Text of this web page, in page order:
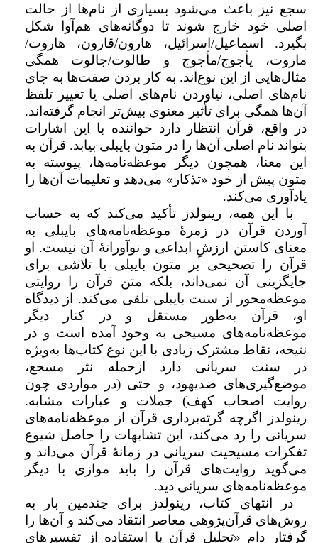
سجع نیز باعث می‌شود بسیاری از نام‌ها از حالت
اصلی خود خارج شوند تا دوگانه‌های هم‌آوا شکل
بگیرد. اسماعیل/اسرائیل، هارون/قارون، هاروت/
ماروت، یأجوج/مأجوج و طالوت/جالوت همگی
مثال‌هایی از این نوع‌اند. به کار بردن صفت‌ها به جای
نام‌های اصلی، نیاوردن نام‌های اصلی یا تغییر تلفظ
آن‌ها همگی برای تأثیر معنوی بیش‌تر انجام گرفته‌اند.
در واقع، قرآن انتظار دارد خواننده با این اشارات
بتواند نام اصلی آن‌ها را در متون بایبلی بیابد. قرآن به
این معنا، همچون دیگر موعظه‌نامه‌ها، پیوسته به
متون پیش از خود «تذکار» می‌دهد و تعلیمات آن‌ها را
یادآوری می‌کند.
با این همه، رینولدز تأکید می‌کند که به حساب
آوردن قرآن در زمرۀ موعظه‌نامه‌های بایبلی به
معنای کاستن ارزشِ ابداعی و نوآورانۀ آن نیست. او
قرآن را تصحیحی بر متون بایبلی یا تلاشی برای
جایگزینی آن نمی‌داند، بلکه متن قرآن را روایتی
موعظه‌محور از سنت بایبلی تلقی می‌کند. از دیدگاه
او، قرآن به‌طور مستقل و در کنار دیگر
موعظه‌نامه‌های مسیحی به وجود آمده است و در
نتیجه، نقاط مشترک زیادی با این نوع کتاب‌ها به‌ویژه
در سنت سریانی دارد ازجمله نثر مسجع،
موضع‌گیری‌های ضدیهود، و حتی (در مواردی چون
روایت اصحاب کهف) جملات و عبارات مشابه.
رینولدز اگرچه گرته‌برداری قرآن از موعظه‌نامه‌های
سریانی را رد می‌کند، این تشابهات را حاصل شیوع
تفکرات مسیحیت سریانی در زمانۀ قرآن می‌داند و
می‌گوید روایت‌های قرآن را باید موازی با دیگر
موعظه‌نامه‌های سریانی دید.
در انتهای کتاب، رینولدز برای چندمین بار به
روش‌های قرآن‌پژوهی معاصر انتقاد می‌کند و آن‌ها را
گرفتار دام «تحلیل قرآن با استفاده از تفسیرهای